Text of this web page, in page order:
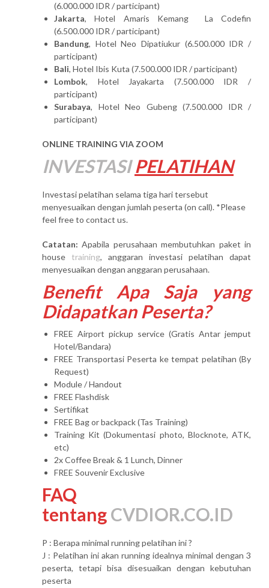
(6.000.000 IDR / participant)
Jakarta, Hotel Amaris Kemang La Codefin
(6.500.000 IDR / participant)
Bandung, Hotel Neo Dipatiukur (6.500.000 IDR /
participant)
Bali, Hotel Ibis Kuta (7.500.000 IDR / participant)
Lombok, Hotel Jayakarta (7.500.000 IDR /
participant)
Surabaya, Hotel Neo Gubeng (7.500.000 IDR /
participant)
ONLINE TRAINING VIA ZOOM
INVESTASI PELATIHAN
Investasi pelatihan selama tiga hari tersebut
menyesuaikan dengan jumlah peserta (on call). *Please
feel free to contact us.
Catatan: Apabila perusahaan membutuhkan paket in
house training, anggaran investasi pelatihan dapat
menyesuaikan dengan anggaran perusahaan.
Benefit Apa Saja yang
Didapatkan Peserta?
FREE Airport pickup service (Gratis Antar jemput
Hotel/Bandara)
FREE Transportasi Peserta ke tempat pelatihan (By
Request)
Module / Handout
FREE Flashdisk
Sertifikat
FREE Bag or backpack (Tas Training)
Training Kit (Dokumentasi photo, Blocknote, ATK,
etc)
2x Coffee Break & 1 Lunch, Dinner
FREE Souvenir Exclusive
FAQ
tentangCVDIOR.CO.ID
P : Berapa minimal running pelatihan ini ?
J : Pelatihan ini akan running idealnya minimal dengan 3
peserta, tetapi bisa disesuaikan dengan kebutuhan
peserta